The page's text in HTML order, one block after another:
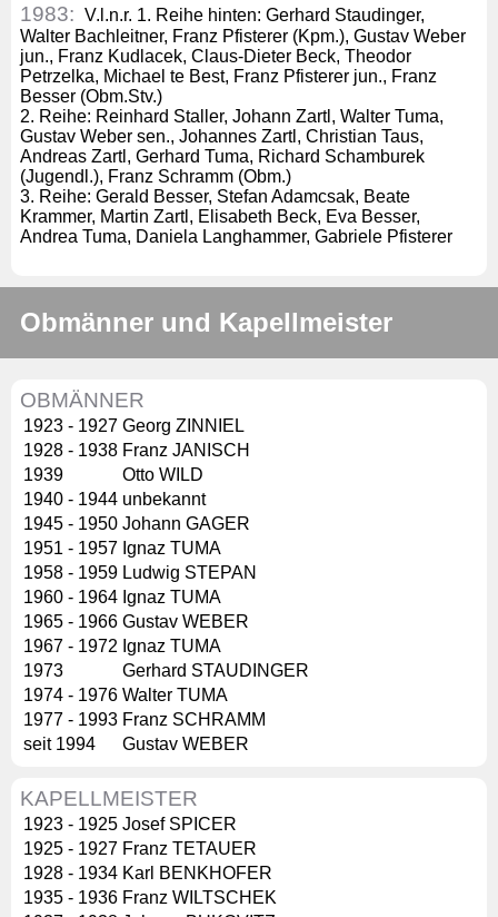
1983: V.l.n.r. 1. Reihe hinten: Gerhard Staudinger,
Walter Bachleitner, Franz Pfisterer (Kpm.), Gustav Weber
jun., Franz Kudlacek, Claus-Dieter Beck, Theodor
Petrzelka, Michael te Best, Franz Pfisterer jun., Franz
Besser (Obm.Stv.)
2. Reihe: Reinhard Staller, Johann Zartl, Walter Tuma,
Gustav Weber sen., Johannes Zartl, Christian Taus,
Andreas Zartl, Gerhard Tuma, Richard Schamburek
(Jugendl.), Franz Schramm (Obm.)
3. Reihe: Gerald Besser, Stefan Adamcsak, Beate
Krammer, Martin Zartl, Elisabeth Beck, Eva Besser,
Andrea Tuma, Daniela Langhammer, Gabriele Pfisterer
Obmänner und Kapellmeister
OBMÄNNER
1923 - 1927 Georg ZINNIEL
1928 - 1938 Franz JANISCH
1939
Otto WILD
1940 - 1944 unbekannt
1945 - 1950 Johann GAGER
1951 - 1957 Ignaz TUMA
1958 - 1959 Ludwig STEPAN
1960 - 1964 Ignaz TUMA
1965 - 1966 Gustav WEBER
1967 - 1972 Ignaz TUMA
1973
Gerhard STAUDINGER
1974 - 1976 Walter TUMA
1977 - 1993 Franz SCHRAMM
seit 1994
Gustav WEBER
KAPELLMEISTER
1923 - 1925 Josef SPICER
1925 - 1927 Franz TETAUER
1928 - 1934 Karl BENKHOFER
1935 - 1936 Franz WILTSCHEK